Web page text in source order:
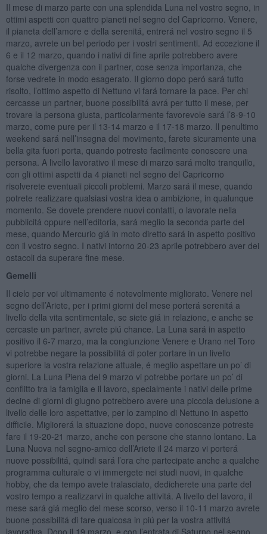
Il mese di marzo parte con una splendida Luna nel vostro segno, in
ottimi aspetti con quattro pianeti nel segno del Capricorno. Venere,
il pianeta dell’amore e della serenitá, entrerá nel vostro segno il 5
marzo, avrete un bel periodo per i vostri sentimenti. Ad eccezione il
6 e il 12 marzo, quando i nativi di fine aprile potrebbero avere
qualche divergenza con il partner, cose senza importanza, che
forse vedrete in modo esagerato. Il giorno dopo peró sará tutto
risolto, l’ottimo aspetto di Nettuno vi fará tornare la pace. Per chi
cercasse un partner, buone possibilitá avrá per tutto il mese, per
trovare la persona giusta, particolarmente favorevole sará l’8-9-10
marzo, come pure per il 13-14 marzo e il 17-18 marzo. Il penultimo
weekend sará nell’insegna del movimento, farete sicuramente una
bella gita fuori porta, quando potreste facilmente conoscere una
persona. A livello lavorativo il mese di marzo sará molto tranquillo,
con gli ottimi aspetti da 4 pianeti nel segno del Capricorno
risolverete eventuali piccoli problemi. Marzo sará il mese, quando
potrete realizzare qualsiasi vostra idea o ambizione, in qualunque
momento. Se dovete prendere nuovi contatti, o lavorate nella
pubblicitá oppure nell’editoria, sará meglio la seconda parte del
mese, quando Mercurio giá in moto diretto sará in aspetto positivo
con il vostro segno. I nativi intorno 20-23 aprile potrebbero aver dei
ostacoli da superare fine mese.
Gemelli
Il cielo per voi ultimamente é notevolmente migliorato. Venere nel
segno dell’Ariete, per i primi giorni del mese porterá serenitá a
livello della vita sentimentale, se siete giá in relazione, e anche se
cercaste un partner, avrete piú chance. La Luna sará in aspetto
positivo il 6-7 marzo, ma la congiunzione Venere e Urano nel Toro
vi potrebbe negare la possibilitá di poter portare in un livello
superiore la vostra relazione attuale, é meglio aspettare un po’ di
giorni. La Luna Piena del 9 marzo vi potrebbe portare un po’ di
conflitto tra la famiglia e il lavoro, specialmente i nativi delle prime
decine di giorni di giugno potrebbero avere una piccola delusione a
livello delle loro aspettative, per lo zampino di Nettuno in aspetto
difficile. Migliorerá la situazione dopo, nuove conoscenze potreste
fare il 19-20-21 marzo, anche con persone che stanno lontano. La
Luna Nuova nel segno-amico dell’Ariete il 24 marzo vi porterá
nuove possibilitá, quindi sará l’ora che partecipate anche a qualche
programma culturale o vi immergete nei studi nuovi, in qualche
hobby, che da tempo avete tralasciato, dedicherete una parte del
vostro tempo a realizzarvi in qualche attivitá. A livello del lavoro, il
mese sará giá meglio del mese scorso, verso il 10-11 marzo avrete
buone possibilitá di fare qualcosa in piú per la vostra attivitá
lavorativa. Dopo il 19 marzo, e con l’entrata di Saturno nel segno